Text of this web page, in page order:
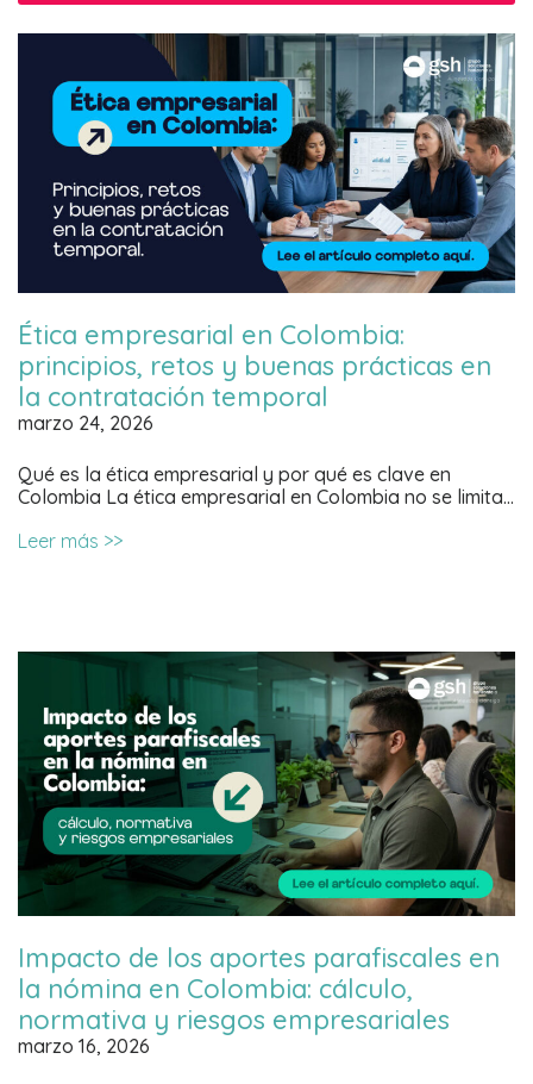
Ética empresarial en Colombia:
principios, retos y buenas prácticas en
la contratación temporal
marzo 24, 2026
Qué es la ética empresarial y por qué es clave en
Colombia La ética empresarial en Colombia no se limita…
Leer más >>
Impacto de los aportes parafiscales en
la nómina en Colombia: cálculo,
normativa y riesgos empresariales
marzo 16, 2026